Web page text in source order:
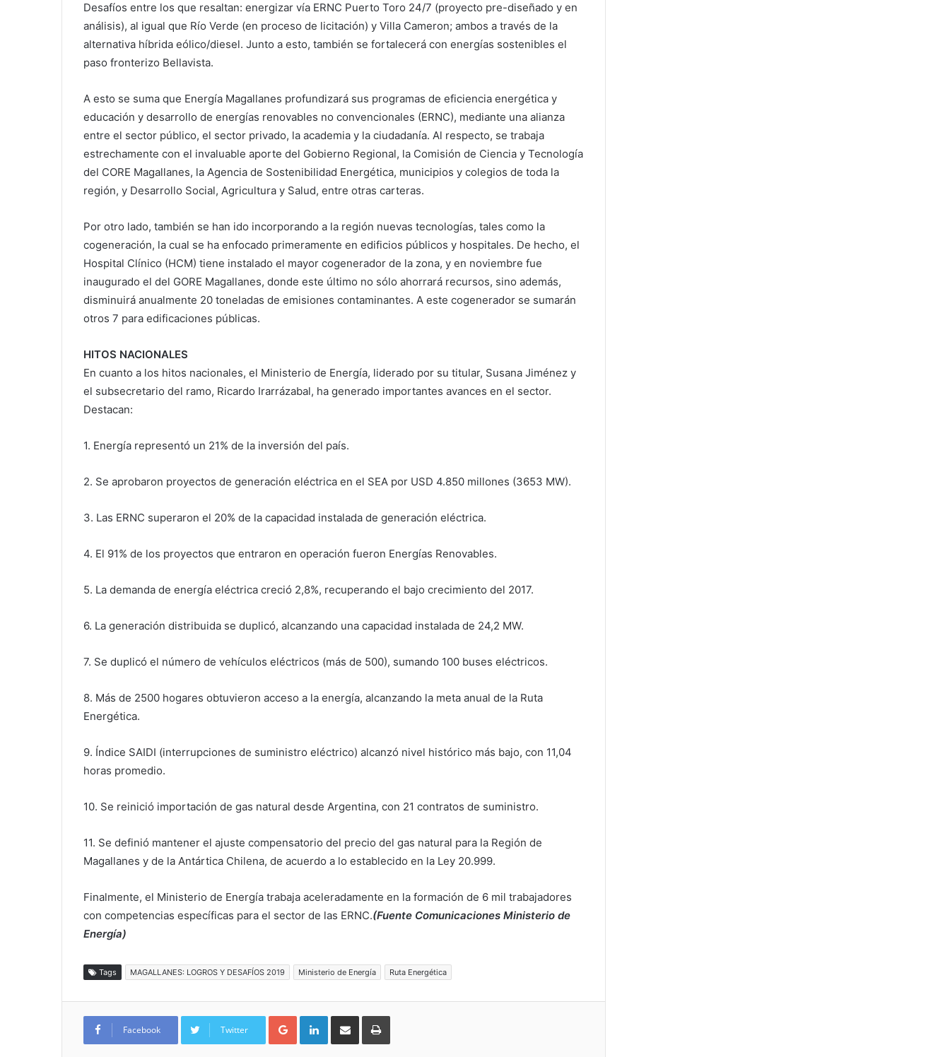
Desafíos entre los que resaltan: energizar vía ERNC Puerto Toro 24/7 (proyecto pre-diseñado y en
análisis), al igual que Río Verde (en proceso de licitación) y Villa Cameron; ambos a través de la
alternativa híbrida eólico/diesel. Junto a esto, también se fortalecerá con energías sostenibles el
paso fronterizo Bellavista.
A esto se suma que Energía Magallanes profundizará sus programas de eficiencia energética y
educación y desarrollo de energías renovables no convencionales (ERNC), mediante una alianza
entre el sector público, el sector privado, la academia y la ciudadanía. Al respecto, se trabaja
estrechamente con el invaluable aporte del Gobierno Regional, la Comisión de Ciencia y Tecnología
del CORE Magallanes, la Agencia de Sostenibilidad Energética, municipios y colegios de toda la
región, y Desarrollo Social, Agricultura y Salud, entre otras carteras.
Por otro lado, también se han ido incorporando a la región nuevas tecnologías, tales como la
cogeneración, la cual se ha enfocado primeramente en edificios públicos y hospitales. De hecho, el
Hospital Clínico (HCM) tiene instalado el mayor cogenerador de la zona, y en noviembre fue
inaugurado el del GORE Magallanes, donde este último no sólo ahorrará recursos, sino además,
disminuirá anualmente 20 toneladas de emisiones contaminantes. A este cogenerador se sumarán
otros 7 para edificaciones públicas.
HITOS NACIONALES
En cuanto a los hitos nacionales, el Ministerio de Energía, liderado por su titular, Susana Jiménez y
el subsecretario del ramo, Ricardo Irarrázabal, ha generado importantes avances en el sector.
Destacan:
1. Energía representó un 21% de la inversión del país.
2. Se aprobaron proyectos de generación eléctrica en el SEA por USD 4.850 millones (3653 MW).
3. Las ERNC superaron el 20% de la capacidad instalada de generación eléctrica.
4. El 91% de los proyectos que entraron en operación fueron Energías Renovables.
5. La demanda de energía eléctrica creció 2,8%, recuperando el bajo crecimiento del 2017.
6. La generación distribuida se duplicó, alcanzando una capacidad instalada de 24,2 MW.
7. Se duplicó el número de vehículos eléctricos (más de 500), sumando 100 buses eléctricos.
8. Más de 2500 hogares obtuvieron acceso a la energía, alcanzando la meta anual de la Ruta
Energética.
9. Índice SAIDI (interrupciones de suministro eléctrico) alcanzó nivel histórico más bajo, con 11,04
horas promedio.
10. Se reinició importación de gas natural desde Argentina, con 21 contratos de suministro.
11. Se definió mantener el ajuste compensatorio del precio del gas natural para la Región de
Magallanes y de la Antártica Chilena, de acuerdo a lo establecido en la Ley 20.999.
Finalmente, el Ministerio de Energía trabaja aceleradamente en la formación de 6 mil trabajadores
con competencias específicas para el sector de las ERNC.(Fuente Comunicaciones Ministerio de
Energía)
Tags MAGALLANES: LOGROS Y DESAFÍOS 2019 Ministerio de Energía Ruta Energética
Facebook Twitter
Google+ LinkedIn